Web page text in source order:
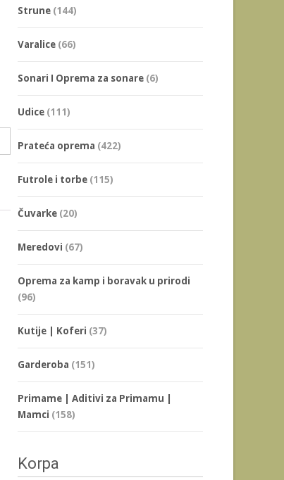
Strune (144)
Varalice (66)
Sonari I Oprema za sonare (6)
Udice (111)
Prateća oprema (422)
Futrole i torbe (115)
Čuvarke (20)
Meredovi (67)
Oprema za kamp i boravak u prirodi
(96)
Kutije | Koferi (37)
Garderoba (151)
Primame | Aditivi za Primamu |
Mamci (158)
Korpa